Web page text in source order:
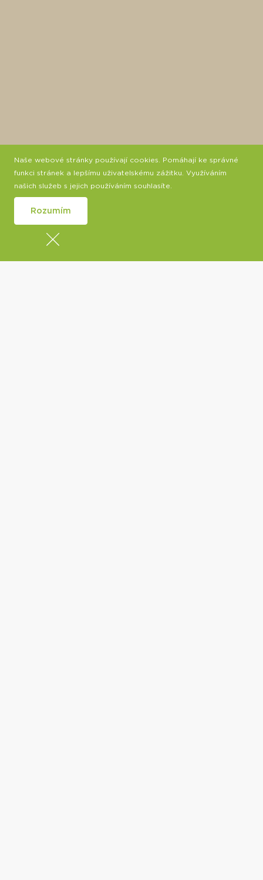
Klikněte pro aktivaci mapy
Naše webové stránky používají cookies. Pomáhají ke správné
funkci stránek a lepšímu uživatelskému zážitku. Využíváním
našich služeb s jejich používáním souhlasíte.
Rozumím